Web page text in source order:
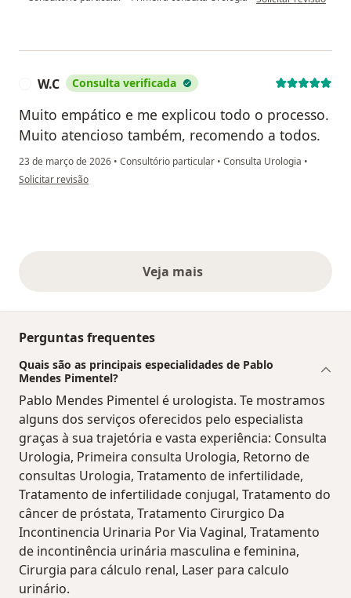
W.C Consulta verificada
Muito empático e me explicou todo o processo.
Muito atencioso também, recomendo a todos.
23 de março de 2026 • Consultório particular • Consulta Urologia •
na opinião do utilizador W.C
Solicitar revisão
Veja maisopiniões acima
Perguntas frequentes
Quais são as principais especialidades de Pablo
Mendes Pimentel?
Pablo Mendes Pimentel é urologista. Te mostramos
alguns dos serviços oferecidos pelo especialista
graças à sua trajetória e vasta experiência: Consulta
Urologia, Primeira consulta Urologia, Retorno de
consultas Urologia, Tratamento de infertilidade,
Tratamento de infertilidade conjugal, Tratamento do
câncer de próstata, Tratamento Cirurgico Da
Incontinencia Urinaria Por Via Vaginal, Tratamento
de incontinência urinária masculina e feminina,
Cirurgia para cálculo renal, Laser para calculo
urinário.